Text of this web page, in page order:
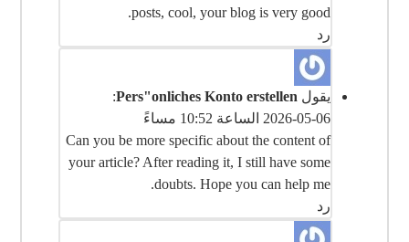
posts, cool, your blog is very good.
رد
يقول Pers"onliches Konto erstellen
:
2026-05-06 الساعة 10:52 مساءً
Can you be more specific about the content of
your article? After reading it, I still have some
doubts. Hope you can help me.
رد